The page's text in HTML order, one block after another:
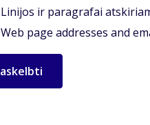
Linijos ir paragrafai
Web page addresses and